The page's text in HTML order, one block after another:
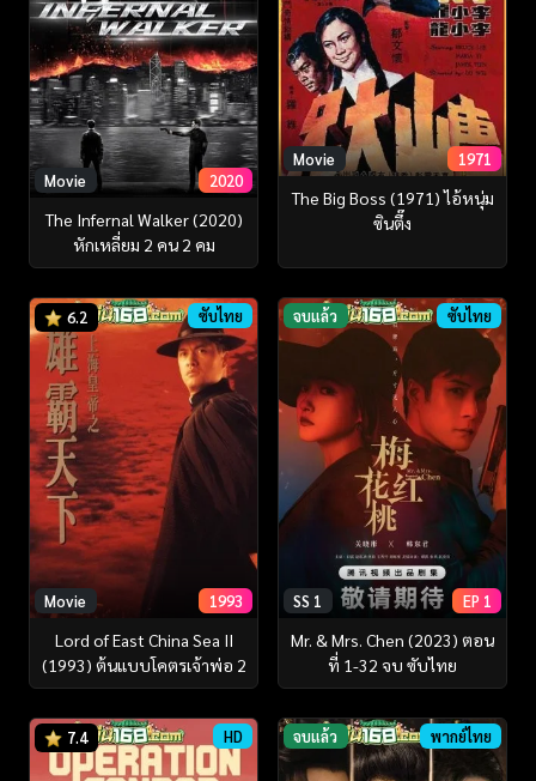
Movie 2020
The Infernal Walker (2020)
หักเหลี่ยม 2 คน 2 คม
Movie 1971
The Big Boss (1971) ไอ้หนุ่ม
ซินตึ๊ง
6.2 ซับไทย
Movie 1993
Lord of East China Sea II
(1993) ต้นแบบโคตรเจ้าพ่อ 2
จบแล้ว ซับไทย
SS 1 EP 1
Mr. & Mrs. Chen (2023) ตอน
ที่ 1-32 จบ ซับไทย
7.4 HD จบแล้ว พากย์ไทย